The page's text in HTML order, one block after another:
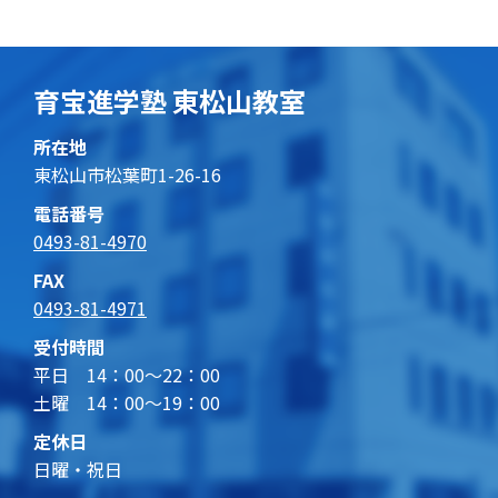
育宝進学塾 東松山教室
所在地
東松山市松葉町1-26-16
電話番号
0493-81-4970
FAX
0493-81-4971
受付時間
平日 14：00～22：00
土曜 14：00～19：00
定休日
日曜・祝日